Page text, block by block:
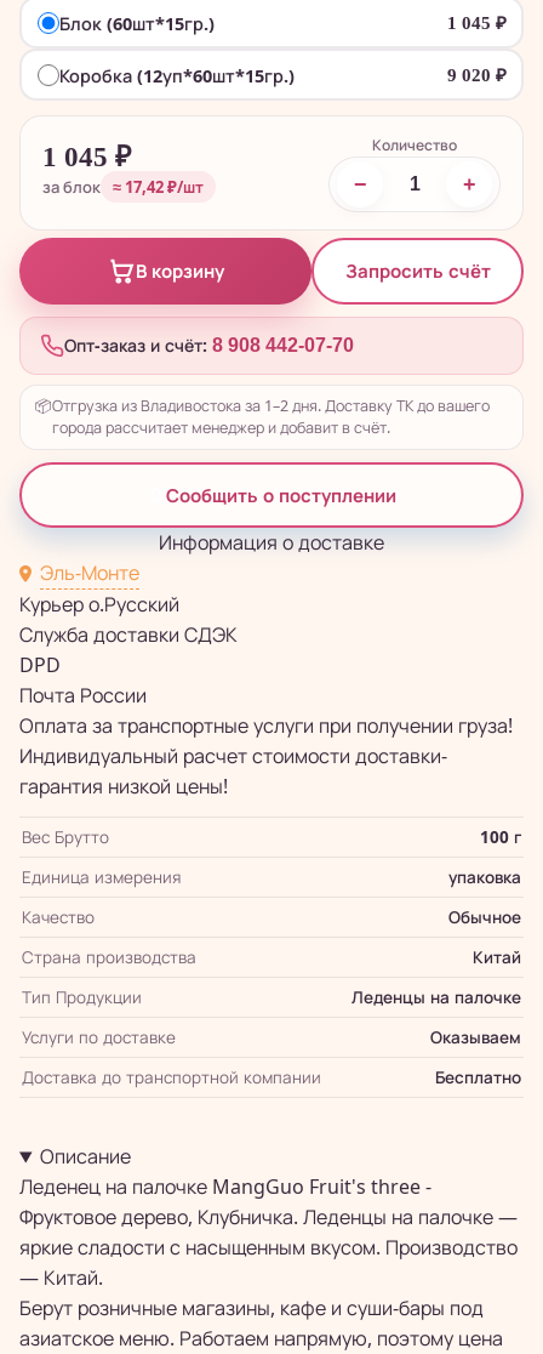
Блок (60шт*15гр.) 1 045 ₽
Коробка (12уп*60шт*15гр.) 9 020 ₽
1 045 ₽
за блок ≈ 17,42 ₽/шт
Количество
− +
В корзину Запросить счёт
Опт-заказ и счёт: 8 908 442-07-70
📦Отгрузка из Владивостока за 1–2 дня. Доставку ТК до вашего
города рассчитает менеджер и добавит в счёт.
Сообщить о поступлении
Информация о доставке
Эль-Монте
Курьер о.Русский
Служба доставки СДЭК
DPD
Почта России
Оплата за транспортные услуги при получении груза!
Индивидуальный расчет стоимости доставки-
гарантия низкой цены!
Вес Брутто
100 г
Единица измерения
упаковка
Качество
Обычное
Страна производства
Китай
Тип Продукции
Леденцы на палочке
Услуги по доставке
Оказываем
Доставка до транспортной компании
Бесплатно
Описание
Леденец на палочке MangGuo Fruit's three -
Фруктовое дерево, Клубничка. Леденцы на палочке —
яркие сладости с насыщенным вкусом. Производство
— Китай.
Берут розничные магазины, кафе и суши-бары под
азиатское меню. Работаем напрямую, поэтому цена